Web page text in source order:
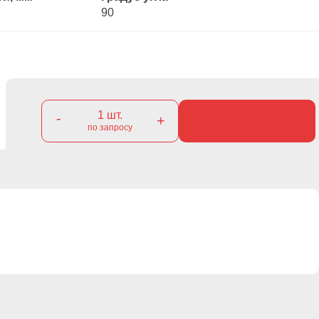
90
- 1 шт.
по запросу +